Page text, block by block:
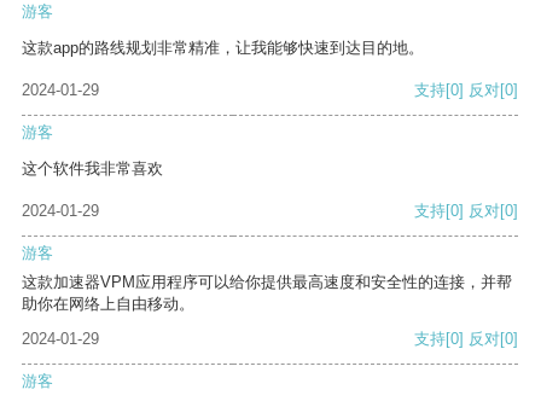
游客
这款app的路线规划非常精准，让我能够快速到达目的地。
2024-01-29 支持[0] 反对[0]
游客
这个软件我非常喜欢
2024-01-29 支持[0] 反对[0]
游客
这款加速器VPM应用程序可以给你提供最高速度和安全性的连接，并帮
助你在网络上自由移动。
2024-01-29
支持[0] 反对[0]
游客